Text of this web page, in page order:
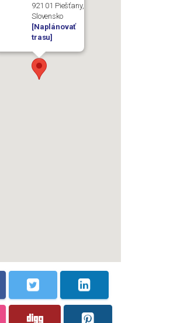
921 01 Piešťany,
Slovensko
[Naplánovať
trasu]